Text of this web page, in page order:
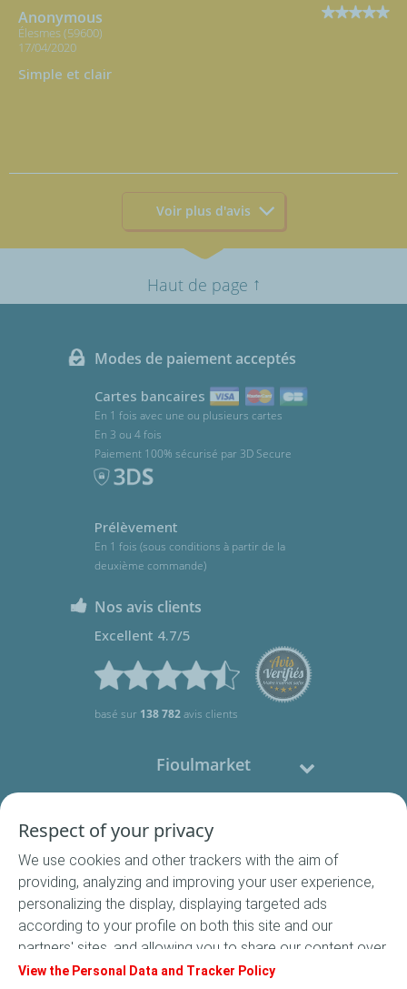
Anonymous
Élesmes (59600)
17/04/2020
Simple et clair
Voir plus d'avis
Haut de page ↑
Modes de paiement acceptés
Cartes bancaires
En 1 fois avec une ou plusieurs cartes
En 3 ou 4 fois
Paiement 100% sécurisé par 3D Secure
Prélèvement
En 1 fois (sous conditions à partir de la
deuxième commande)
Nos avis clients
Excellent 4.7/5
basé sur 138 782avis clients
Fioulmarket
Nous contacter
Suivez-nous
Respect of your privacy
We use cookies and other trackers with the aim of
providing, analyzing and improving your user experience,
personalizing the display, displaying targeted ads
according to your profile on both this site and our
partners' sites, and allowing you to share our content over
social media. In accordance with French legislation,
View the Personal Data and Tracker Policy